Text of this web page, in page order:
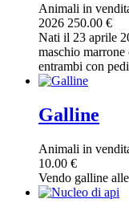
Animali in
2026 250.00 €
Nati il 23 aprile
maschio
entrambi con
Galline
Animali in
10.00 €
Vendo galline